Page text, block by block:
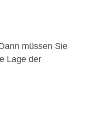
müssen Sie
Lage der